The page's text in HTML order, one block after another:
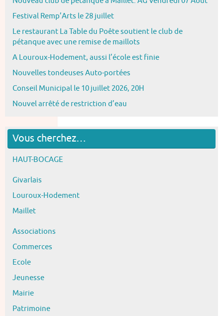
Festival Remp’Arts le 28 juillet
Le restaurant La Table du Poête soutient le club de
pétanque avec une remise de maillots
A Louroux-Hodement, aussi l’école est finie
Nouvelles tondeuses Auto-portées
Conseil Municipal le 10 juillet 2026, 20H
Nouvel arrêté de restriction d’eau
Vous cherchez…
HAUT-BOCAGE
Givarlais
Louroux-Hodement
Maillet
Associations
Commerces
Ecole
Jeunesse
Mairie
Patrimoine